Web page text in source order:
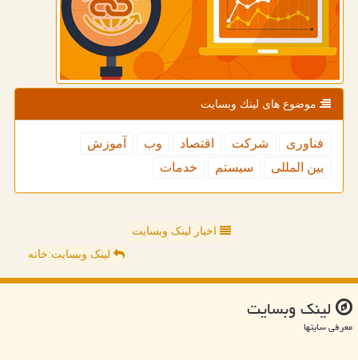
موضوع های لینك وبسایت
فناوری شركت اقتصاد وب
آموزش
بین المللی
سیستم خدمات
اخبار لینک وبسایت
لینک وبسایت:خانه
لینك وبسایت
معرفی سایتها